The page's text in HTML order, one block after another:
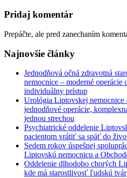
Pridaj komentár
Prepáčte, ale pred zanechaním
Najnovšie články
Jednodňová očná zdravotná
nemocnice – moderné operácie
individuálny prístup
Urológia Liptovskej nemocnice
jednodňové operácie,
jednou strechou
Psychiatrické oddelenie
pacientom vrátiť sa späť do
Sedem rokov úspešnej
Liptovskú nemocnicu a
Oddelenie dlhodobo chorých
kde má starostlivosť ľudskú tvár